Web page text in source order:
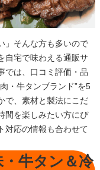
」そんな方も多いので
自宅で味わえる通販サ
では、口コミ評価・品
・牛タンブランド”を5
で、素材と製法にこだ
間を楽しみたい方にぴ
対応の情報も合わせて
牛タン＆冷